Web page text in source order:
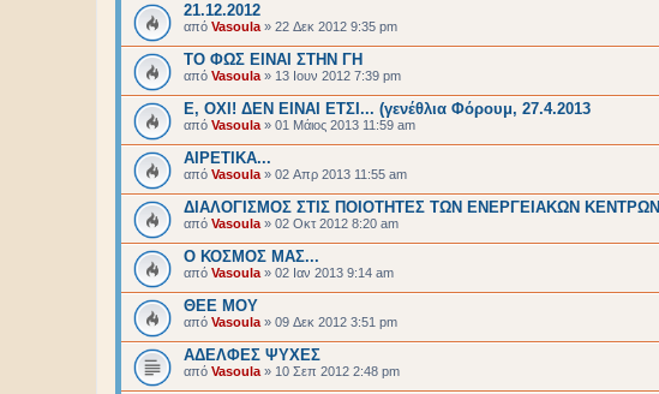
21.12.2012
από Vasoula » 22 Δεκ 2012 9:35 pm
ΤΟ ΦΩΣ ΕΙΝΑΙ ΣΤΗΝ ΓΗ
από Vasoula » 13 Ιουν 2012 7:39 pm
Ε, ΟΧΙ! ΔΕΝ ΕΙΝΑΙ ΕΤΣΙ... (γενέθλια Φόρουμ, 27.4.2013
από Vasoula » 01 Μάιος 2013 11:59 am
ΑΙΡΕΤΙΚΑ...
από Vasoula » 02 Απρ 2013 11:55 am
ΔΙΑΛΟΓΙΣΜΟΣ ΣΤΙΣ ΠΟΙΟΤΗΤΕΣ ΤΩΝ ΕΝΕΡΓΕΙΑΚΩΝ ΚΕΝΤΡΩΝ
από Vasoula » 02 Οκτ 2012 8:20 am
Ο ΚΟΣΜΟΣ ΜΑΣ...
από Vasoula » 02 Ιαν 2013 9:14 am
ΘΕΕ ΜΟΥ
από Vasoula » 09 Δεκ 2012 3:51 pm
ΑΔΕΛΦΕΣ ΨΥΧΕΣ
από Vasoula » 10 Σεπ 2012 2:48 pm